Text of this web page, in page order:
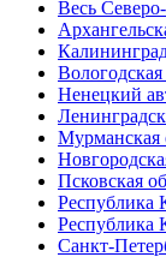
Весь
Вологодская
Ненецкий
Мурманская
Псковская
Республика
Республика
Санкт-